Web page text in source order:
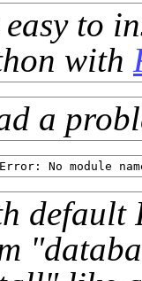
easy to
with
a
default